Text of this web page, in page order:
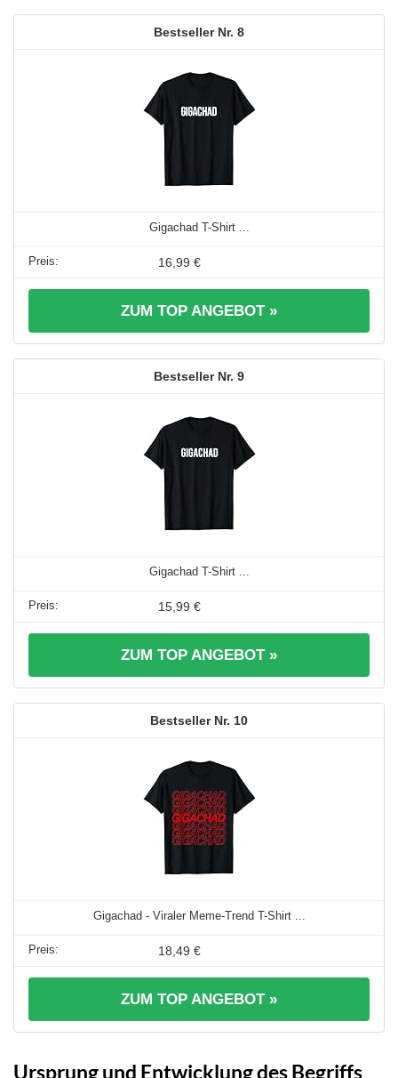
8
Gigachad T-Shirt ...
16,99 €
ZUM TOP ANGEBOT »
9
Gigachad T-Shirt ...
15,99 €
ZUM TOP ANGEBOT »
10
Gigachad - Viraler Meme-Trend T-Shirt ...
18,49 €
ZUM TOP ANGEBOT »
Ursprung und Entwicklung des Begriffs